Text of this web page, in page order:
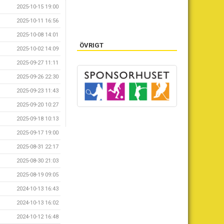
2025-10-15 19:00
2025-10-11 16:56
2025-10-08 14:01
2025-10-02 14:09
2025-09-27 11:11
2025-09-26 22:30
2025-09-23 11:43
2025-09-20 10:27
2025-09-18 10:13
2025-09-17 19:00
2025-08-31 22:17
2025-08-30 21:03
2025-08-19 09:05
2024-10-13 16:43
2024-10-13 16:02
2024-10-12 16:48
ÖVRIGT